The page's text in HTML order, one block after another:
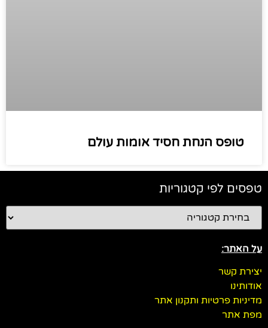
טופס הנחת חסיד אומות עולם
טפסים לפי קטגוריות
על האתר:
יצירת קשר
אודותינו
מדיניות פרטיות ותקנון אתר
מפת אתר